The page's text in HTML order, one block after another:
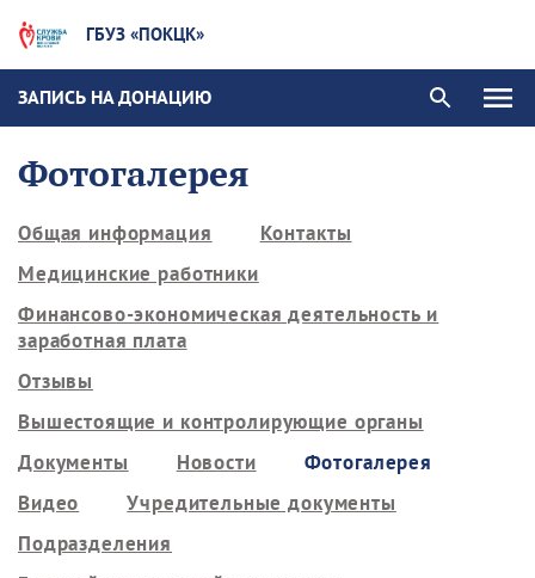
ГБУЗ «ПОКЦК»
ЗАПИСЬ НА ДОНАЦИЮ
Фотогалерея
Общая информация
Контакты
Медицинские работники
Финансово-экономическая деятельность и
заработная плата
Отзывы
Вышестоящие и контролирующие органы
Документы
Новости
Фотогалерея
Видео
Учредительные документы
Подразделения